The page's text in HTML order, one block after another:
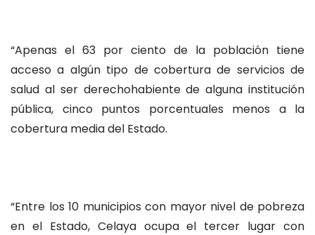
“Apenas el 63 por ciento de la población tiene
acceso a algún tipo de cobertura de servicios de
salud al ser derechohabiente de alguna institución
pública, cinco puntos porcentuales menos a la
cobertura media del Estado.
“Entre los 10 municipios con mayor nivel de pobreza
en el Estado, Celaya ocupa el tercer lugar con